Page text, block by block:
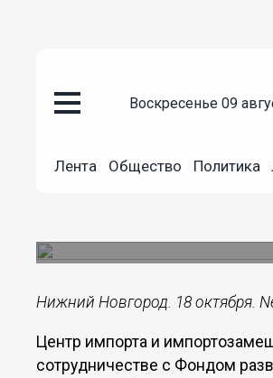
воскресенье 09
Лента Общество Политика
Нижегородский
Нижний Новгород. 18 октября.
Центр импорта и
сотрудничестве с Фондом